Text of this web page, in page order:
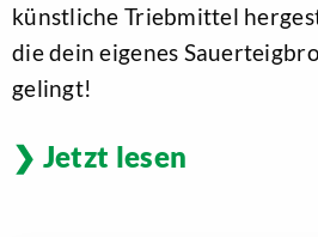
künstliche Triebmittel
die dein eigenes
gelingt!
Jetzt lesen